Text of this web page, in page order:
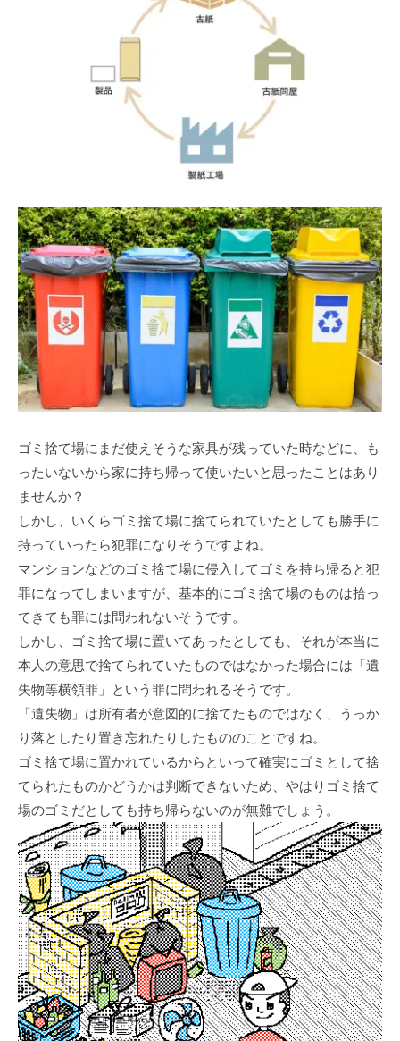
ゴミ捨て場にまだ使えそうな家具が残っていた時などに、も
ったいないから家に持ち帰って使いたいと思ったことはあり
ませんか？
しかし、いくらゴミ捨て場に捨てられていたとしても勝手に
持っていったら犯罪になりそうですよね。
マンションなどのゴミ捨て場に侵入してゴミを持ち帰ると犯
罪になってしまいますが、基本的にゴミ捨て場のものは拾っ
てきても罪には問われないそうです。
しかし、ゴミ捨て場に置いてあったとしても、それが本当に
本人の意思で捨てられていたものではなかった場合には「遺
失物等横領罪」という罪に問われるそうです。
「遺失物」は所有者が意図的に捨てたものではなく、うっか
り落としたり置き忘れたりしたもののことですね。
ゴミ捨て場に置かれているからといって確実にゴミとして捨
てられたものかどうかは判断できないため、やはりゴミ捨て
場のゴミだとしても持ち帰らないのが無難でしょう。